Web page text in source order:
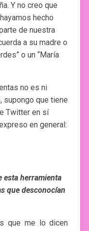
Y no creo que
hecho
de nuestra
a su madre o
o un “María
no es ni
supongo que tiene
Twitter en sí
en general:
esta herramienta
que desconocían
que me lo dicen